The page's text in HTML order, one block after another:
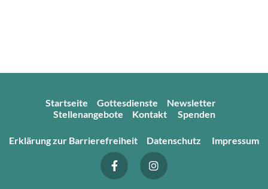
Startseite Gottesdienste
Newsletter
Stellenangebote
Kontakt Spenden
Erklärung zur Barrierefreiheit Datenschutz Impressum